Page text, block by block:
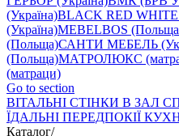
(Україна)BLACK RED
(Україна)MEBELBOS
(Польща)САНТИ МЕБЕЛЬ
(Польща)МАТРОЛЮКС
(матраци)
Go to section
ВIТАЛЬНI СТІНКИ В ЗАЛ
ЇДАЛЬНI ПЕРЕДПОКІЇ
Каталог/